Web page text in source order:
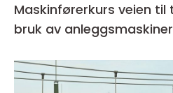
Maskinførerkurs veien til trygg og effektiv
bruk av anleggsmaskiner